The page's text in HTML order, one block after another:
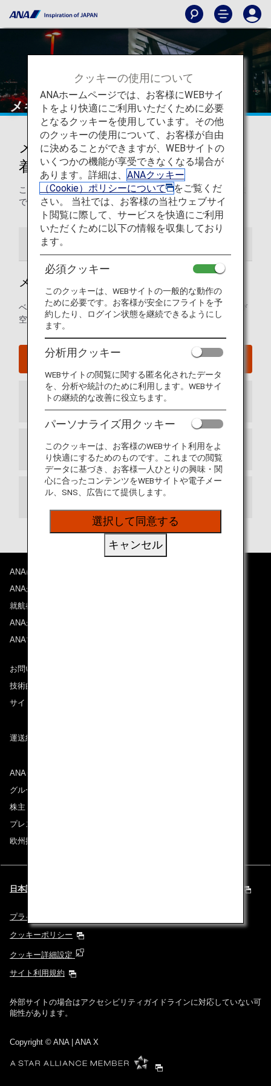
メキシコシティ国際空港
メキシコシティ国際空港からの発
着
このページでは、ベニート・フアレス国際空港から目的地ま
での役に立つ情報をご紹介します。
空港ガイド
メキシコシティ国際空港ガイド
ベニート・フアレス国際空港の発着ターミナルマップおよび
空港内に関するその他の情報。
メキシコシティ国際空港ウェブサイト
到着ターミナル
出発ターミナル
乗り継ぎ
ANAについて
ANAからのお知らせ
就航都市
ANAがお約束する体験
ANAマイレージクラブ
お問い合わせ
技術的なお問い合わせ（推奨環境）
サイトマップ
運送約款
ANAグループについて
グループ企業一覧
株主・投資家情報
プレスリリース
欧州採用情報
日本語 | Europe & Middle East (都市と言語を選択してください)
プライバシーポリシー
クッキーポリシー
クッキー詳細設定
サイト利用規約
外部サイトの場合はアクセシビリティガイドラインに対応していない可
能性があります。
Copyright © ANA | ANA X
クッキーの使用について
ANAホームページでは、お客様にWEBサイ
トをより快適にご利用いただくために必要
となるクッキーを使用しています。その他
のクッキーの使用について、お客様が自由
に決めることができますが、WEBサイトの
いくつかの機能が享受できなくなる場合が
あります。詳細は、 ANAクッキー
（Cookie）ポリシーについて
をご覧くだ
さい。 当社では、お客様の当社ウェブサイ
ト閲覧に際して、サービスを快適にご利用
いただくために以下の情報を収集しており
ます。
必須クッキー
このクッキーは、WEBサイトの一般的な動作の
ために必要です。お客様が安全にフライトを予
約したり、ログイン状態を継続できるようにし
ます。
分析用クッキー
WEBサイトの閲覧に関する匿名化されたデータ
を、分析や統計のために利用します。WEBサイ
トの継続的な改善に役立ちます。
パーソナライズ用クッキー
このクッキーは、お客様のWEBサイト利用をよ
り快適にするためのものです。これまでの閲覧
データに基づき、お客様一人ひとりの興味・関
心に合ったコンテンツをWEBサイトや電子メー
ル、SNS、広告にて提供します。
選択して同意する
キャンセル